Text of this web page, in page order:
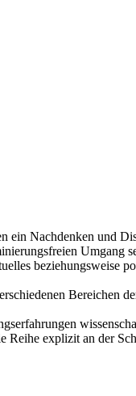
Nachdenken und
Umgang
beziehungsweise
Bereichen
Reihe explizit an der